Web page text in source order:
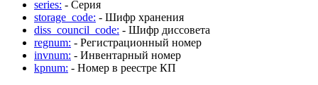
series: - Серия
storage_code: - Шифр хранения
diss_council_code: - Шифр диссовета
regnum: - Регистрационный номер
invnum: - Инвентарный номер
kpnum: - Номер в реестре КП